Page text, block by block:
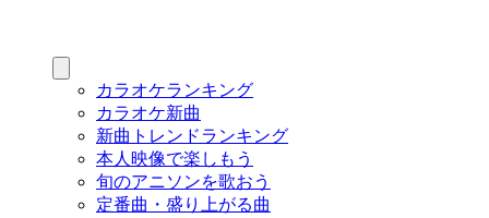
カラオケランキング
カラオケ新曲
新曲トレンドランキング
本人映像で楽しもう
旬のアニソンを歌おう
定番曲・盛り上がる曲